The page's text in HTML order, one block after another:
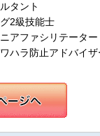
タント
2級技能士
アファシリテーター
ハラ防止アドバイザ